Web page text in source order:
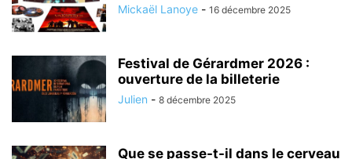
Mickaël Lanoye - 16 décembre 2025
Festival de Gérardmer 2026 :
ouverture de la billeterie
Julien - 8 décembre 2025
Que se passe-t-il dans le cerveau